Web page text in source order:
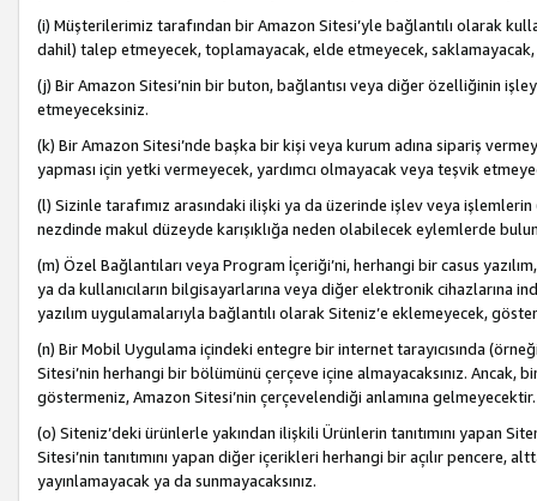
(i) Müşterilerimiz tarafından bir Amazon Sitesi’yle bağlantılı olarak
dahil) talep etmeyecek, toplamayacak, elde etmeyecek,
(j) Bir Amazon Sitesi’nin bir buton, bağlantısı veya diğer özelliğinin
etmeyeceksiniz.
(k) Bir Amazon Sitesi’nde başka bir kişi veya kurum adına sipariş
yapması için yetki vermeyecek, yardımcı olmayacak veya teşvik
(l) Sizinle tarafımız arasındaki ilişki ya da üzerinde işlev veya
nezdinde makul düzeyde karışıklığa neden olabilecek eylemlerde
(m) Özel Bağlantıları veya Program İçeriği’ni, herhangi bir casus
ya da kullanıcıların bilgisayarlarına veya diğer elektronik
yazılım uygulamalarıyla bağlantılı olarak Siteniz’e eklemeyecek,
(n) Bir Mobil Uygulama içindeki entegre bir internet tarayıcısında
Sitesi’nin herhangi bir bölümünü çerçeve içine almayacaksınız. Ancak,
göstermeniz, Amazon Sitesi’nin çerçevelendiği anlamına gelmeyecektir.
(o) Siteniz’deki ürünlerle yakından ilişkili Ürünlerin tanıtımını yapan
Sitesi’nin tanıtımını yapan diğer içerikleri herhangi bir açılır pencere,
yayınlamayacak ya da sunmayacaksınız.